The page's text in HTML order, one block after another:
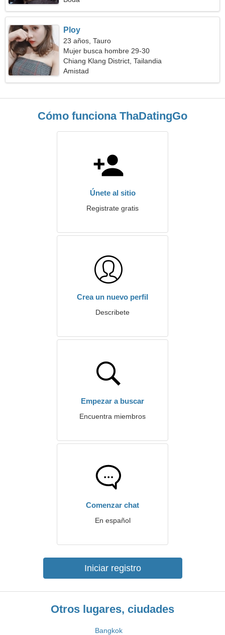
Ploy
23 años, Tauro
Mujer busca hombre 29-30
Chiang Klang District, Tailandia
Amistad
Cómo funciona ThaDatingGo
Únete al sitio
Registrate gratis
Crea un nuevo perfil
Describete
Empezar a buscar
Encuentra miembros
Comenzar chat
En español
Iniciar registro
Otros lugares, ciudades
Bangkok